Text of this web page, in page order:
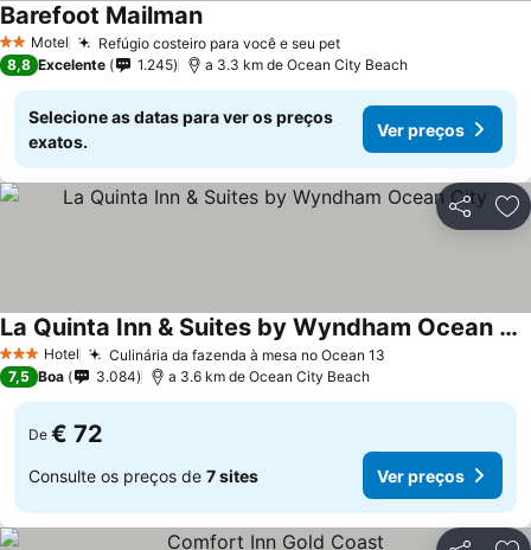
2 Estrelas
Motel Refúgio costeiro para você e seu petVer preços
Barefoot MailmanVer preços
8,8 Excelente 1.245 a 3.3 km de Ocean City Beach
Selecione as datas para ver os preços
exatos.
Ver preços
Partilhar
3 EstrelasHotel Culinária da fazenda à mesa no Ocean 13
La Quinta Inn & Suites by Wyndham Ocean City
Ver preços
7,5 Boa 3.084 a 3.6 km de Ocean City Beach
De € 72
Consulte os preços de 7 sites Ver preços